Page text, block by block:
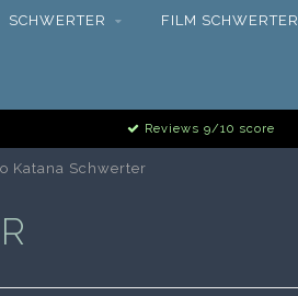
SCHWERTER FILM SCHWERTER
Reviews 9/10 score
Katana Schwerter